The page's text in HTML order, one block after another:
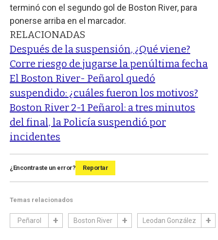
terminó con el segundo gol de Boston River, para
ponerse arriba en el marcador.
RELACIONADAS
Después de la suspensión, ¿Qué viene?
Corre riesgo de jugarse la penúltima fecha
El Boston River- Peñarol quedó
suspendido: ¿cuáles fueron los motivos?
Boston River 2-1 Peñarol: a tres minutos
del final, la Policía suspendió por
incidentes
¿Encontraste un error? Reportar
Temas relacionados
Peñarol Boston River Leodan González